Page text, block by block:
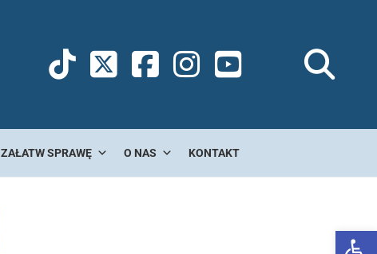
ZAŁATW SPRAWĘ O NAS KONTAKT